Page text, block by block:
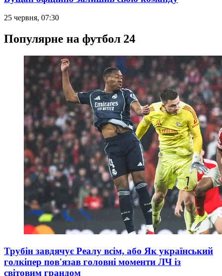
25 червня, 07:30
Популярне на футбол 24
Трубін завдячує Реалу всім, або Як український
голкіпер пов'язав головні моменти ЛЧ із
світовим грандом